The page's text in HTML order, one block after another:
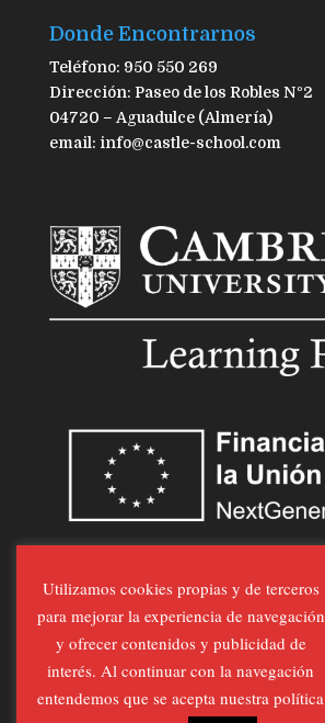
Donde Encontrarnos
Teléfono: 950 550 269
Dirección: Paseo de los Robles Nº2
04720 – Aguadulce (Almería)
email: info@castle-school.com
Utilizamos cookies propias y de terceros
para mejorar la experiencia de navegación
y ofrecer contenidos y publicidad de
interés. Al continuar con la navegación
entendemos que se acepta nuestra política